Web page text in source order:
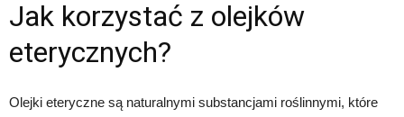
Jak korzystać z olejków
eterycznych?
Olejki eteryczne są naturalnymi substancjami roślinnymi, które